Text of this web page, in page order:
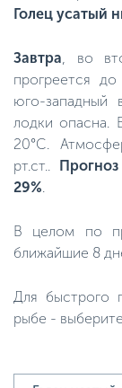
Голец усатый
Завтра, во
прогреется
юго-западный
лодки опасна.
20°C.
рт.ст..
29%.
В целом по
ближайшие 8
Для быстрого
рыбе -